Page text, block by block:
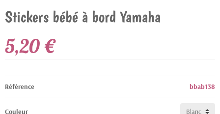
Stickers bébé à bord Yamaha
5,20 €
Référence bbab138
Couleur